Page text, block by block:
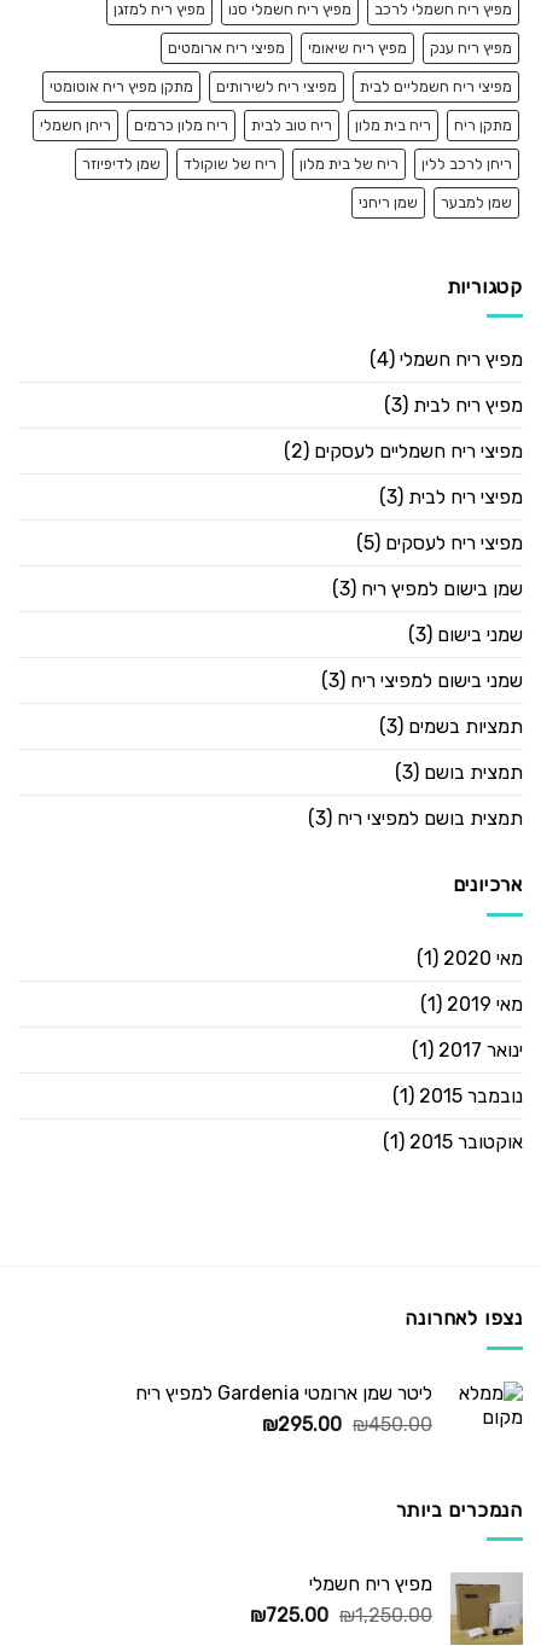
מפיץ ריח חשמלי לרכב מפיץ ריח חשמלי סנו מפיץ ריח למזגן
מפיץ ריח ענק מפיץ ריח שיאומי מפיצי ריח ארומטים
מפיצי ריח חשמליים לבית מפיצי ריח לשירותים מתקן מפיץ ריח אוטומטי
מתקן ריח ריח בית מלון ריח טוב לבית ריח מלון כרמים ריחן חשמלי
ריחן לרכב ללין ריח של בית מלון ריח של שוקולד שמן לדיפיוזר
שמן למבער שמן ריחני
קטגוריות
מפיץ ריח חשמלי (4)
מפיץ ריח לבית (3)
מפיצי ריח חשמליים לעסקים (2)
מפיצי ריח לבית (3)
מפיצי ריח לעסקים (5)
שמן בישום למפיץ ריח (3)
שמני בישום (3)
שמני בישום למפיצי ריח (3)
תמציות בשמים (3)
תמצית בושם (3)
תמצית בושם למפיצי ריח (3)
ארכיונים
מאי 2020
(1)
מאי 2019
(1)
ינואר 2017
(1)
נובמבר 2015
(1)
אוקטובר 2015
(1)
נצפו לאחרונה
ליטר שמן ארומטי Gardenia למפיץ ריח
₪450.00
המחיר
₪295.00
המחיר
הנמכרים ביותר
מפיץ ריח חשמלי
₪1,250.00
המחיר
₪725.00
המחיר